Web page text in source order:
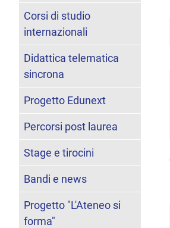
Corsi di studio
internazionali
Didattica telematica
sincrona
Progetto Edunext
Percorsi post laurea
Stage e tirocini
Bandi e news
Progetto "L'Ateneo si
forma"